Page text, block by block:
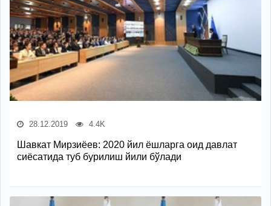
28.12.2019 4.4K
Шавкат Мирзиёев: 2020 йил ёшларга оид давлат
сиёсатида туб бурилиш йили бўлади